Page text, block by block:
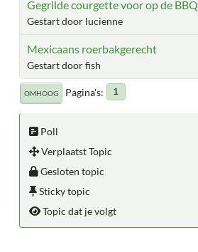
Gegrilde courgette voor op de BBQ
Gestart door lucienne
Mexicaans roerbakgerecht
Gestart door fish
OMHOOG Pagina's 1
Poll
Verplaatst Topic
Gesloten topic
Sticky topic
Topic dat je volgt